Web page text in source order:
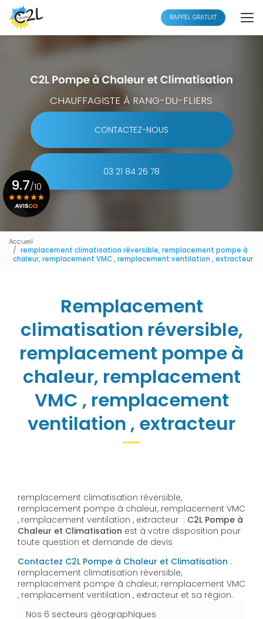
Aller
au
contenu
principal
RAPPEL GRATUIT
CHAUFFAGISTE À RANG-DU-FLIERS
CONTACTEZ-NOUS
03 21 84 26 78
9.7/10
Accueil
remplacement climatisation réversible, remplacement pompe à
chaleur, remplacement VMC , remplacement ventilation , extracteur
Remplacement
climatisation réversible,
remplacement pompe à
chaleur, remplacement
VMC , remplacement
ventilation , extracteur
remplacement climatisation réversible,
remplacement pompe à chaleur, remplacement VMC
, remplacement ventilation , extracteur : C2L Pompe à
Chaleur et Climatisation est à votre disposition pour
toute question et demande de devis
Contactez C2L Pompe à Chaleur et Climatisation :
remplacement climatisation réversible,
remplacement pompe à chaleur, remplacement VMC
, remplacement ventilation , extracteur et sa région.
Nos 6 secteurs géographiques